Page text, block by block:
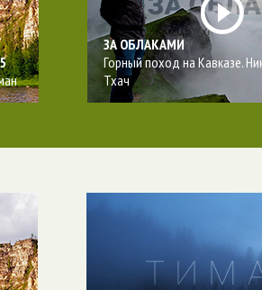
ЗА ОБЛАКАМИ
Горный поход на Кавказе.
Тхач